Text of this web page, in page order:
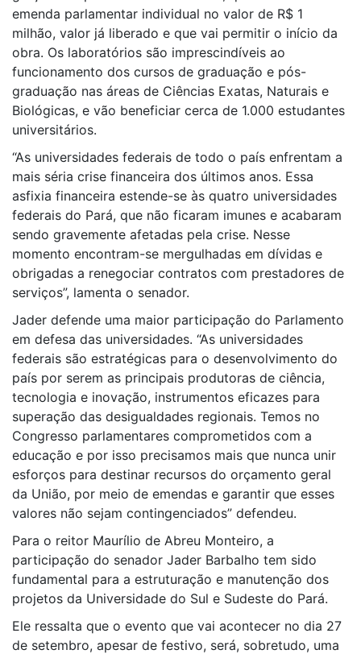
emenda parlamentar individual no valor de R$ 1
milhão, valor já liberado e que vai permitir o início da
obra. Os laboratórios são imprescindíveis ao
funcionamento dos cursos de graduação e pós-
graduação nas áreas de Ciências Exatas, Naturais e
Biológicas, e vão beneficiar cerca de 1.000 estudantes
universitários.
“As universidades federais de todo o país enfrentam a
mais séria crise financeira dos últimos anos. Essa
asfixia financeira estende-se às quatro universidades
federais do Pará, que não ficaram imunes e acabaram
sendo gravemente afetadas pela crise. Nesse
momento encontram-se mergulhadas em dívidas e
obrigadas a renegociar contratos com prestadores de
serviços”, lamenta o senador.
Jader defende uma maior participação do Parlamento
em defesa das universidades. “As universidades
federais são estratégicas para o desenvolvimento do
país por serem as principais produtoras de ciência,
tecnologia e inovação, instrumentos eficazes para
superação das desigualdades regionais. Temos no
Congresso parlamentares comprometidos com a
educação e por isso precisamos mais que nunca unir
esforços para destinar recursos do orçamento geral
da União, por meio de emendas e garantir que esses
valores não sejam contingenciados” defendeu.
Para o reitor Maurílio de Abreu Monteiro, a
participação do senador Jader Barbalho tem sido
fundamental para a estruturação e manutenção dos
projetos da Universidade do Sul e Sudeste do Pará.
Ele ressalta que o evento que vai acontecer no dia 27
de setembro, apesar de festivo, será, sobretudo, uma